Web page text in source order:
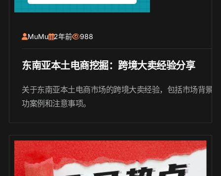
MuMu 2年前 988
东南亚本土电商挖掘：跨境大卖经验分享
关于东南亚本土电商市场的跨境大卖经验，包括市场背景
功案例和注意事项。